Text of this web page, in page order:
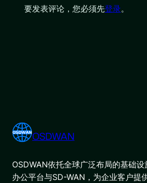
要发表评论，您必须先登录。
OSDWAN
OSDWAN依托全球广泛布局的基础
办公平台与SD-WAN，为企业客户提